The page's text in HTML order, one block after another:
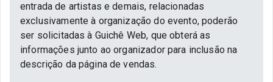
entrada de artistas e demais, relacionadas
exclusivamente à organização do evento, poderão
ser solicitadas à Guichê Web, que obterá as
informações junto ao organizador para inclusão na
descrição da página de vendas.